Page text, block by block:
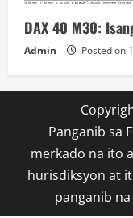
DAX 40 M30:
Admin Posted on
Panganib sa
merkado na ito
hurisdiksyon at
panganib